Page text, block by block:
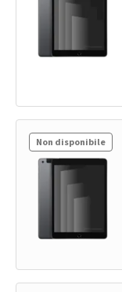
Non disponibile